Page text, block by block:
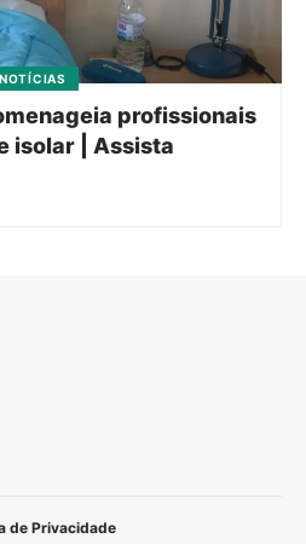
NOTÍCIAS
profissionais
isolar | Assista
de Privacidade